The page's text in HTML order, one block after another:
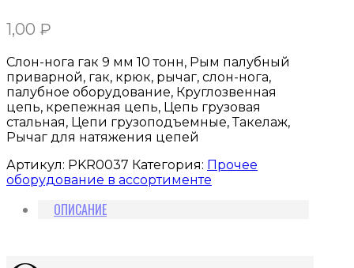
1,00 ₽
Слон-нога гак 9 мм 10 тонн, Рым палубный
приварной, гак, крюк, рычаг, слон-нога,
палубное оборудование, Круглозвенная
цепь, крепежная цепь, Цепь грузовая
стальная, Цепи грузоподъемные, Такелаж,
Рычаг для натяжения цепей
Артикул: PKR0037 Категория: Прочее
оборудование в ассортименте
ОПИСАНИЕ